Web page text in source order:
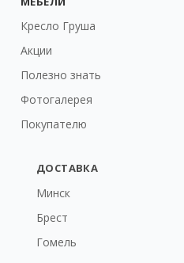
Кресло Груша
Акции
Полезно знать
Фотогалерея
Покупателю
ДОСТАВКА
Минск
Брест
Гомель